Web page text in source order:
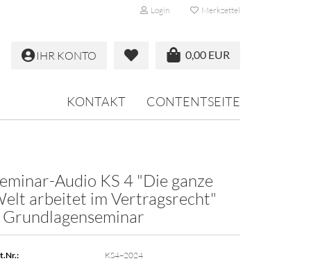
Login Merkzettel
0,00 EUR
IHR KONTO
KONTAKT CONTENTSEITE
Audio KS 4 "Die ganze
arbeitet im Vertragsrecht"
KS4–2024